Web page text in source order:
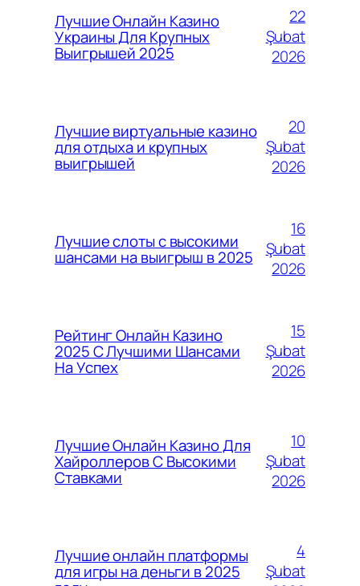
Лучшие Онлайн Казино
Украины Для Крупных
Выигрышей 2025
22
Şubat
2026
Лучшие виртуальные казино
для отдыха и крупных
выигрышей
20
Şubat
2026
Лучшие слоты с высокими
шансами на выигрыш в 2025
16
Şubat
2026
Рейтинг Онлайн Казино
2025 С Лучшими Шансами
На Успех
15
Şubat
2026
Лучшие Онлайн Казино Для
Хайроллеров С Высокими
Ставками
10
Şubat
2026
Лучшие онлайн платформы
для игры на деньги в 2025
4
Şubat